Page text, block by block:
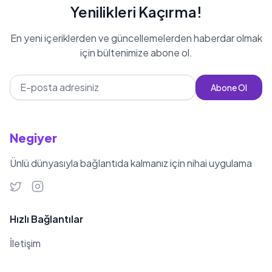
belirtmektedir. Şu an için yeni bir
albüm hazırlığı olmadığını, ancak
ilerleyen dönemde single
çıkaracağını hayranlarına
duyurmuştur. Eli Türkoğlu, hem
Azerbaycan'da hem de Türkiye'de
şarkıları ile müzik dünyasında kendine
sağlam bir yer edinmiştir.
Yenilikleri Kaçırma!
En yeni içeriklerden ve güncellemelerden haberdar olmak
için bültenimize abone ol.
Abone Ol
Negiyer
Ünlü dünyasıyla bağlantıda kalmanız için nihai uygulama
Hızlı Bağlantılar
İletişim